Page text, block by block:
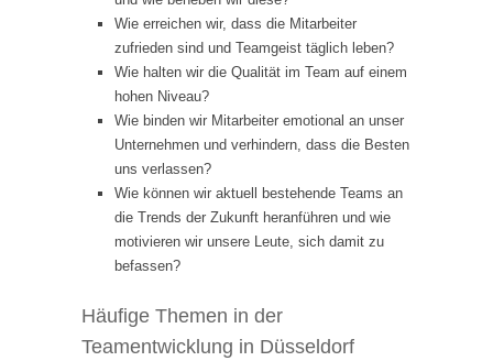
Wie erreichen wir, dass die Mitarbeiter
zufrieden sind und Teamgeist täglich leben?
Wie halten wir die Qualität im Team auf einem
hohen Niveau?
Wie binden wir Mitarbeiter emotional an unser
Unternehmen und verhindern, dass die Besten
uns verlassen?
Wie können wir aktuell bestehende Teams an
die Trends der Zukunft heranführen und wie
motivieren wir unsere Leute, sich damit zu
befassen?
Häufige Themen in der
Teamentwicklung in Düsseldorf